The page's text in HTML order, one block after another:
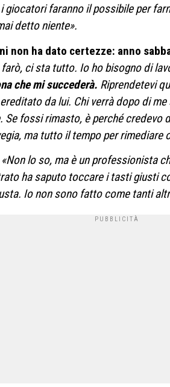
giocatori faranno il possibile per
detto niente».
non ha dato certezze: anno
ci sta tutto. Io ho bisogno di
che mi succederà. Riprendetevi
da lui. Chi verrà dopo di
Se fossi rimasto, è perché credevo
ma tutto il tempo per rimediare
«Non lo so, ma è un professionista
ha saputo toccare i tasti giusti
Io non sono fatto come tanti